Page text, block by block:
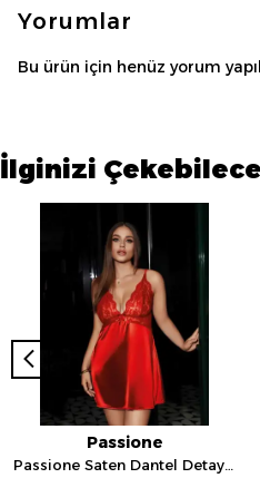
Yorumlar
Bu ürün için henüz yorum
İlginizi
Passione
Passione Saten Dantel Detaylı İnce Askılı Gecelik - 11030